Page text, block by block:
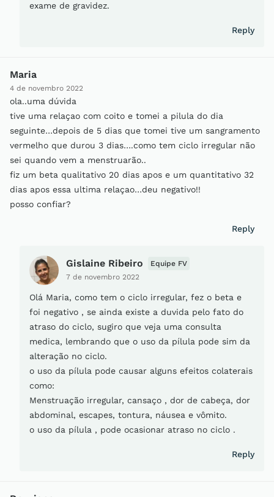
exame de gravidez.
Reply
Maria
4 de novembro 2022
ola..uma dúvida
tive uma relaçao com coito e tomei a pilula do dia
seguinte…depois de 5 dias que tomei tive um sangramento
vermelho que durou 3 dias….como tem ciclo irregular não
sei quando vem a menstruarão..
fiz um beta qualitativo 20 dias apos e um quantitativo 32
dias apos essa ultima relaçao…deu negativo!!
posso confiar?
Reply
Gislaine Ribeiro
7 de novembro 2022
Equipe FV
Olá Maria, como tem o ciclo irregular, fez o beta e
foi negativo , se ainda existe a duvida pelo fato do
atraso do ciclo, sugiro que veja uma consulta
medica, lembrando que o uso da pílula pode sim da
alteração no ciclo.
o uso da pílula pode causar alguns efeitos colaterais
como:
Menstruação irregular, cansaço , dor de cabeça, dor
abdominal, escapes, tontura, náusea e vômito.
o uso da pílula , pode ocasionar atraso no ciclo .
Reply